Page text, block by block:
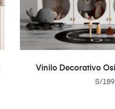
ADD TO
Vinilo Decorativo
S/